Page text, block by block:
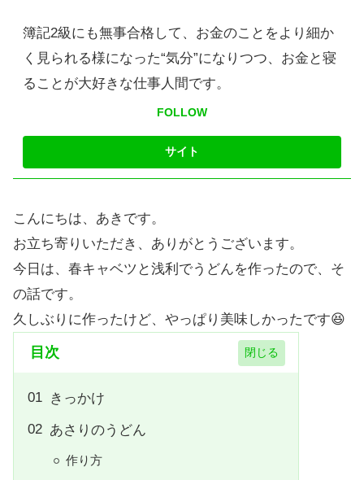
簿記2級にも無事合格して、お金のことをより細か
く見られる様になった“気分”になりつつ、お金と寝
ることが大好きな仕事人間です。
FOLLOW
こんにちは、あきです。
お立ち寄りいただき、ありがとうございます。
今日は、春キャベツと浅利でうどんを作ったので、そ
の話です。
久しぶりに作ったけど、やっぱり美味しかったです😆
目次
きっかけ
あさりのうどん
作り方